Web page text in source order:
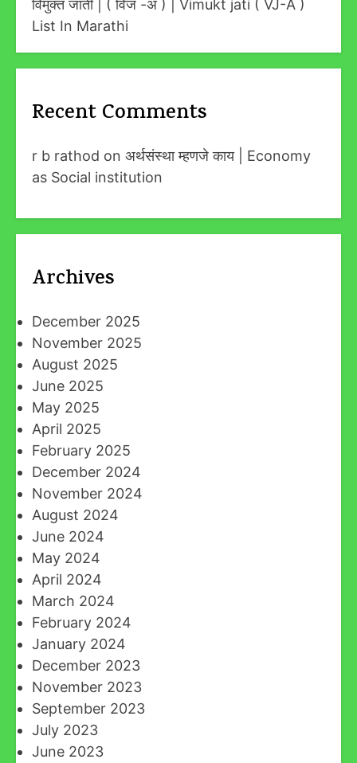
विमुक्त जाती | ( विज -अ ) | Vimukt jati ( VJ-A )
List In Marathi
Recent Comments
r b rathod on अर्थसंस्था म्हणजे काय | Economy
as Social institution
Archives
December 2025
November 2025
August 2025
June 2025
May 2025
April 2025
February 2025
December 2024
November 2024
August 2024
June 2024
May 2024
April 2024
March 2024
February 2024
January 2024
December 2023
November 2023
September 2023
July 2023
June 2023